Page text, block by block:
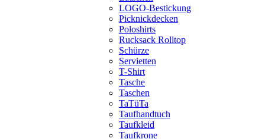
LOGO-Bestickung
Picknickdecken
Poloshirts
Rucksack Rolltop
Schürze
Servietten
T-Shirt
Tasche
Taschen
TaTüTa
Taufhandtuch
Taufkleid
Taufkrone